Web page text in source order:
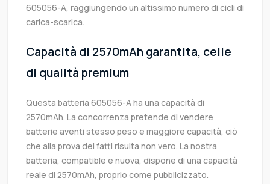
605056-A, raggiungendo un altissimo numero di cicli di
carica-scarica.
Capacità di 2570mAh garantita, celle
di qualità premium
Questa batteria 605056-A ha una capacità di
2570mAh. La concorrenza pretende di vendere
batterie aventi stesso peso e maggiore capacità, ciò
che alla prova dei fatti risulta non vero. La nostra
batteria, compatible e nuova, dispone di una capacità
reale di 2570mAh, proprio come pubblicizzato.